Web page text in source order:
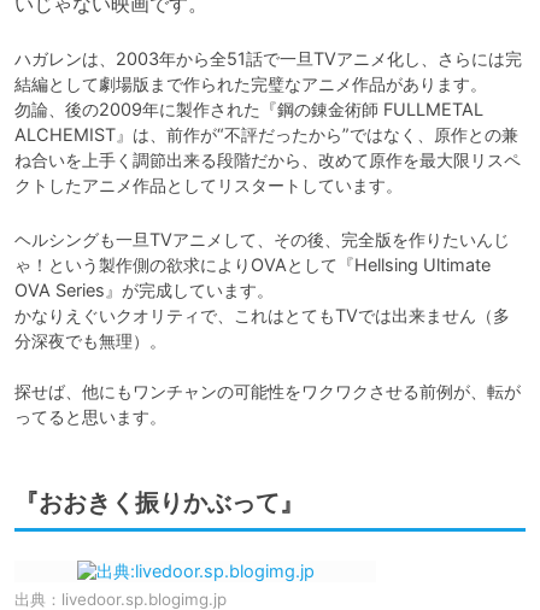
ハガレンは、2003年から全51話で一旦TVアニメ化し、さらには完
結編として劇場版まで作られた完璧なアニメ作品があります。
勿論、後の2009年に製作された『鋼の錬金術師 FULLMETAL
ALCHEMIST』は、前作が“不評だったから”ではなく、原作との兼
ね合いを上手く調節出来る段階だから、改めて原作を最大限リスペ
クトしたアニメ作品としてリスタートしています。
ヘルシングも一旦TVアニメして、その後、完全版を作りたいんじ
ゃ！という製作側の欲求によりOVAとして『Hellsing Ultimate
OVA Series』が完成しています。
かなりえぐいクオリティで、これはとてもTVでは出来ません（多
分深夜でも無理）。
探せば、他にもワンチャンの可能性をワクワクさせる前例が、転が
ってると思います。
『おおきく振りかぶって』
出典： livedoor.sp.blogimg.jp